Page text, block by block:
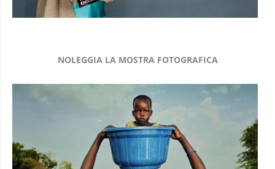
NOLEGGIA LA MOSTRA FOTOGRAFICA